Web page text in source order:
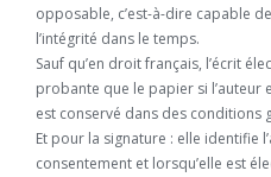
opposable, c’est-à-dire capable
l’intégrité dans le temps.
Sauf qu’en droit français, l’écrit
probante que le papier si
est conservé dans des conditions
Et pour la signature : elle identifie
consentement et lorsqu’elle est